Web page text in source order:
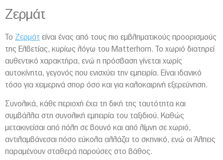
Ζερμάτ
Το Ζερμάτ είναι ένας από τους πιο εμβληματικούς προορισμούς
της Ελβετίας, κυρίως λόγω του Matterhorn. Το χωριό διατηρεί
αυθεντικό χαρακτήρα, ενώ η πρόσβαση γίνεται χωρίς
αυτοκίνητα, γεγονός που ενισχύει την εμπειρία. Είναι ιδανικό
τόσο για χειμερινά σπορ όσο και για καλοκαιρινή εξερεύνηση.
Συνολικά, κάθε περιοχή έχει τη δική της ταυτότητα και
συμβάλλει στη συνολική εμπειρία του ταξιδιού. Καθώς
μετακινείσαι από πόλη σε βουνό και από λίμνη σε χωριό,
αντιλαμβάνεσαι πόσο εύκολα αλλάζει το σκηνικό, ενώ οι Άλπεις
παραμένουν σταθερά παρούσες στο βάθος.